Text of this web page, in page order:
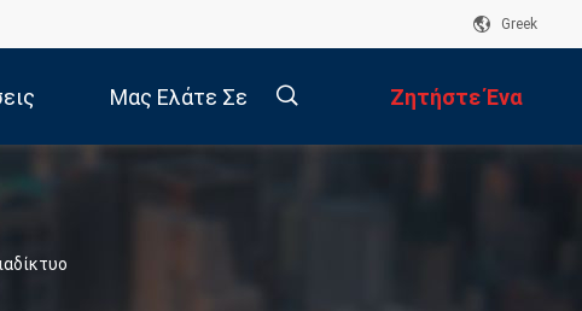
Greek
Μας Ελάτε Σε Ζητήστε Ένα
Απόσπασμα